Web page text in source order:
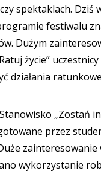
spektaklach. Dziś
festiwalu
Dużym
życie”
działania
„Zostań
przez
zainteresowanie
wykorzystanie